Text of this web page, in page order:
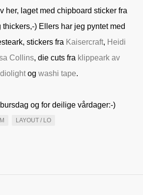
her, laget med chipboard sticker fra
thickers,-) Ellers har jeg pyntet med
stickers fra Kaisercraft, Heidi
Collins, die cuts fra klippeark av
og washi tape.
og for deilige vårdager:-)
LAYOUT / LO